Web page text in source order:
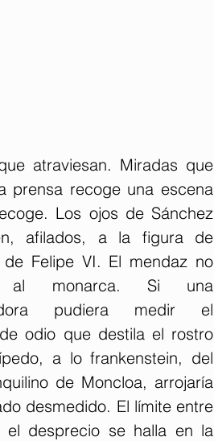
atraviesan. Miradas que
prensa recoge una escena
Los ojos de Sánchez
afilados, a la figura de
de Felipe VI. El mendaz no
al monarca. Si una
pudiera medir el
odio que destila el rostro
a lo frankenstein, del
de Moncloa, arrojaría
desmedido. El límite entre
desprecio se halla en la